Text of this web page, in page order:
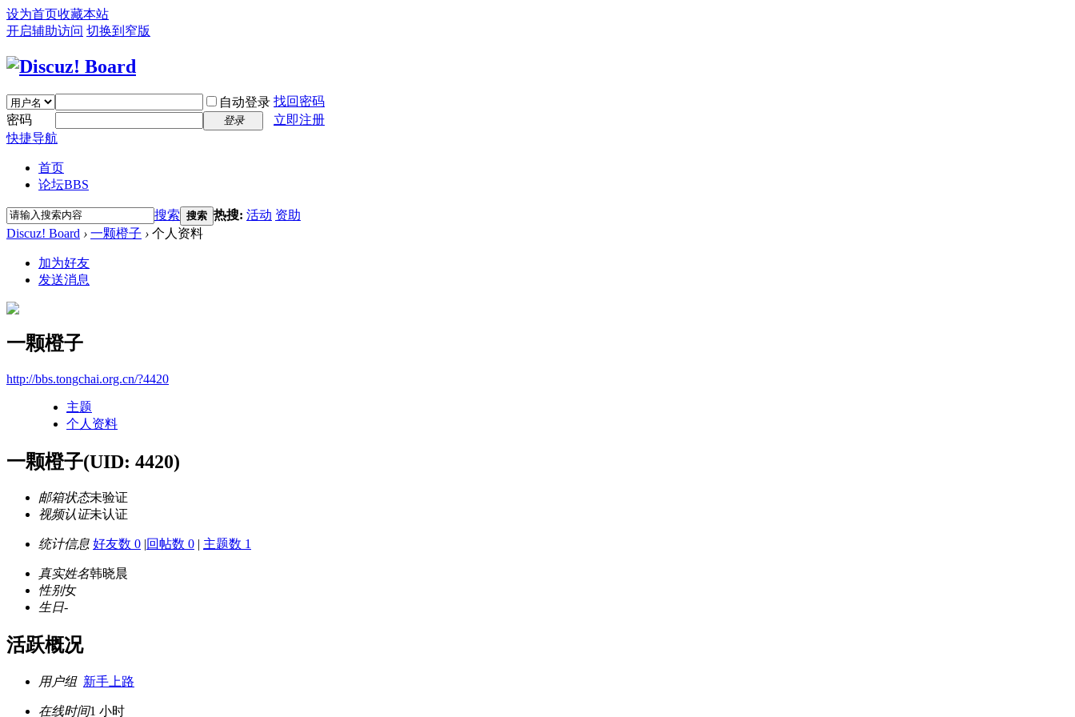
设为首页收藏本站
开启辅助访问 切换到窄版
自动登录 找回密码
密码
登录
立即注册
快捷导航
首页
论坛BBS
搜索 搜索 热搜: 活动 资助
Discuz! Board › 一颗橙子 › 个人资料
加为好友
发送消息
一颗橙子
http://bbs.tongchai.org.cn/?4420
主题
个人资料
一颗橙子(UID: 4420)
邮箱状态未验证
视频认证未认证
统计信息 好友数 0 |回帖数 0 | 主题数 1
真实姓名韩晓晨
性别女
生日-
活跃概况
用户组 新手上路
在线时间1 小时